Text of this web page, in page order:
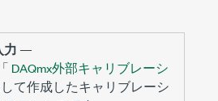
力 —
DAQmx外部キャリブレーシ
して作成したキャリブレーシ